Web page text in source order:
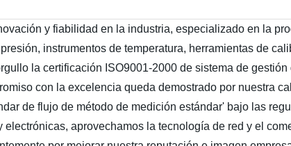
y fiabilidad en la industria, especializado en la
instrumentos de temperatura, herramientas de
la certificación ISO9001-2000 de sistema de
con la excelencia queda demostrado por nuestra
de flujo de método de medición estándar' bajo las
aprovechamos la tecnología de red y el